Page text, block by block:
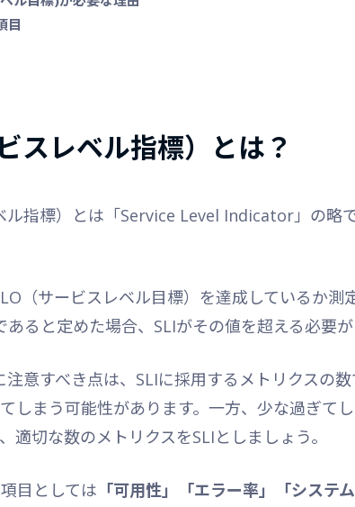
目
スレベル指標）とは？
ル指標）とは「Service Level Indicator」の略
（サービスレベル目標）を達成しているか
あると定めた場合、SLIがその値を超える必要
注意すべき点は、SLIに採用するメトリクスの
しまう可能性があります。一方、少な過ぎて
適切な数のメトリクスをSLIとしましょう。
目としては 「可用性」「エラー率」「システ